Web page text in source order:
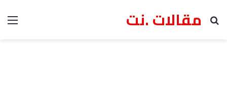
مقالات .نت
بحث عن